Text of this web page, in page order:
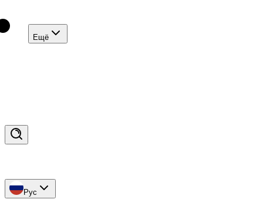
Eщё
Рус